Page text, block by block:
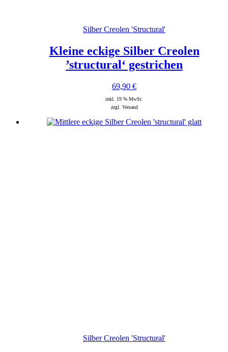
Silber Creolen 'Structural'
Kleine eckige Silber Creolen
’structural‘ gestrichen
69,90 €
inkl. 19 % MwSt.
zzgl. Versand
Silber Creolen 'Structural'